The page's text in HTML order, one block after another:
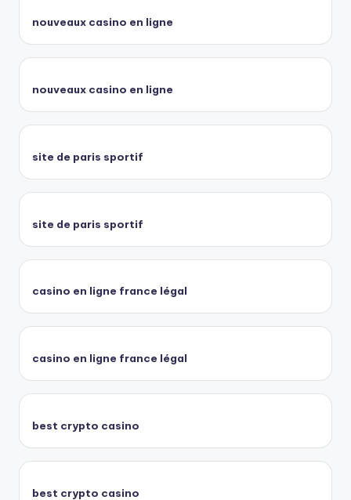
nouveaux casino en ligne
nouveaux casino en ligne
site de paris sportif
site de paris sportif
casino en ligne france légal
casino en ligne france légal
best crypto casino
best crypto casino